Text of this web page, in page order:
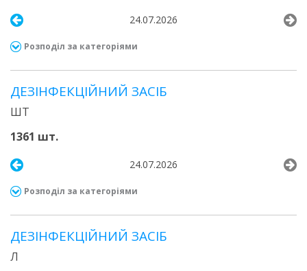
24.07.2026
Розподіл за категоріями
ДЕЗІНФЕКЦІЙНИЙ ЗАСІБ
ШТ
1361 шт.
24.07.2026
Розподіл за категоріями
ДЕЗІНФЕКЦІЙНИЙ ЗАСІБ
Л